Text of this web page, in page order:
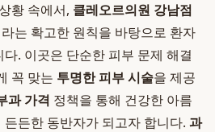
황 속에서, 클레오르의원 강남점
는 확고한 원칙을 바탕으로 환자
. 이곳은 단순한 피부 문제 해결
꼭 맞는 투명한 피부 시술을 제공
과 가격 정책을 통해 건강한 아름
든한 동반자가 되고자 합니다. 과